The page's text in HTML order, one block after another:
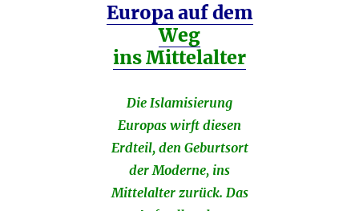
Europa auf dem
Weg
ins Mittelalter
Die Islamisierung
Europas wirft diesen
Erdteil, den Geburtsort
der Moderne, ins
Mittelalter zurück. Das